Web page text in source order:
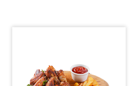
Programme De Fidélité
Mon Compte